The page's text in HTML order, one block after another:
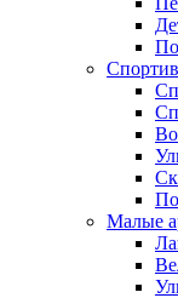
Малые